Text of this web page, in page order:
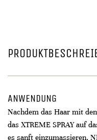
ANWENDUNG
Nachdem das Haar mit
das XTREME SPRAY auf
es sanft einzumassieren.